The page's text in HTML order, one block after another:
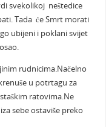
svekolikoj neštedice
Tada će Smrt morati
ubijeni i poklani svijet
rudnicima.Načelno
u potrtagu za
ratovima.Ne
sebe ostaviše preko